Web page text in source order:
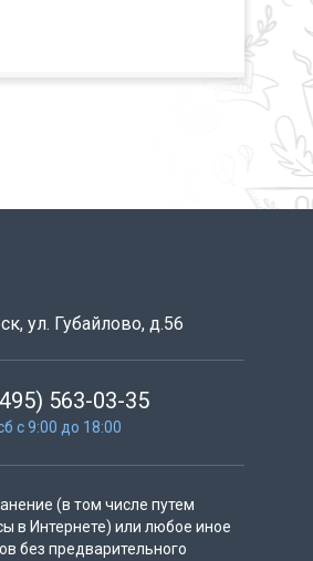
ул. Губайлово, д.56
563-03-35
с 9:00 до 18:00
(в том числе путем
в Интернете) или любое иное
без предварительного